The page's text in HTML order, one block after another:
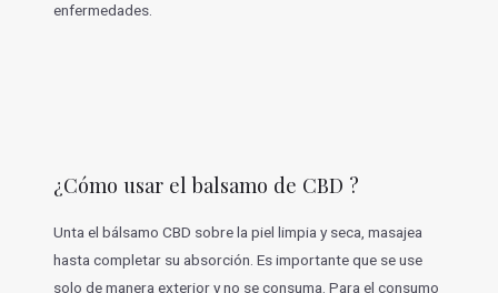
enfermedades.
¿Cómo usar el balsamo de CBD ?
Unta el bálsamo CBD sobre la piel limpia y seca, masajea
hasta completar su absorción. Es importante que se use
solo de manera exterior y no se consuma. Para el consumo